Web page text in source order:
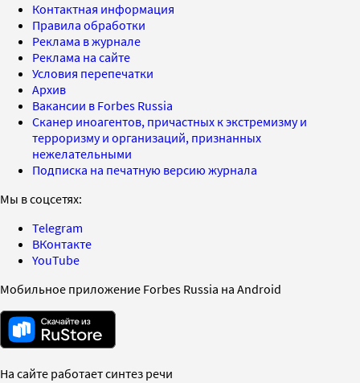
Контактная информация
Правила обработки
Реклама в журнале
Реклама на сайте
Условия перепечатки
Архив
Вакансии в Forbes Russia
Сканер иноагентов, причастных к экстремизму и
терроризму и организаций, признанных
нежелательными
Подписка на печатную версию журнала
Мы в соцсетях:
Telegram
ВКонтакте
YouTube
Мобильное приложение Forbes Russia на Android
На сайте работает синтез речи